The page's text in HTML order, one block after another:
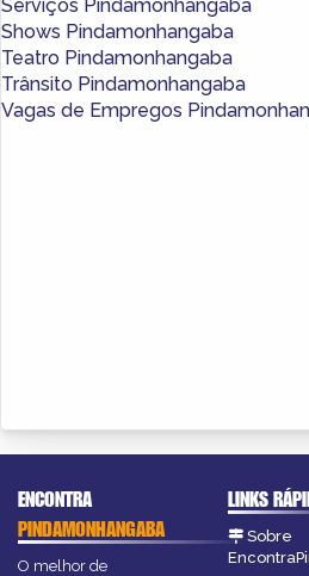
Serviços Pindamonhangaba
Shows Pindamonhangaba
Teatro Pindamonhangaba
Trânsito Pindamonhangaba
Vagas de Empregos
ENCONTRA
PINDAMONHANGABA
O melhor de
LINKS
Sobre